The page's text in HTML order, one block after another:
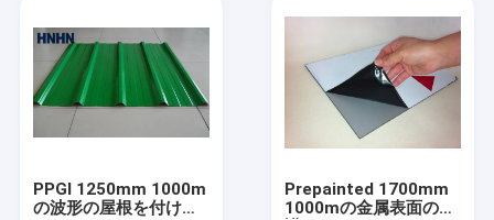
製品
ビデオ
わたしたち に つい て
PPGI 1250mm 1000m
の波形の屋根を付ける
Prepainted 1700mm
1000mの金属表面の保